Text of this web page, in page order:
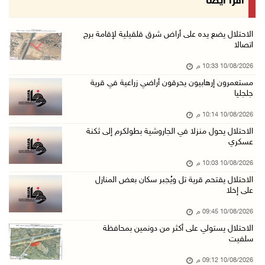
مستعمرون إرهابيون يواصلون حصار منزل في بلدة ق ...
وزير الداخلية يتفقد محافظة الخليل ويؤكد تعزيز ...
10/آب/2026 07:44 م
مستعمرون إرهابيون يجرفون أراضي في سالم شرق نا ...
10/آب/2026 07:13 م
قصة أطفال جديدة بالدنمركية لخالد جمعة
10/آب/2026 06:48 م
مستعمرون إرهابيون يعتدون على مواطنين وممتلكات ...
الاحتلال يضع يده على أراض شرق قلقيلية لإقامة برج
اتصالا
10/08/2026 10:33 م
مستعمرون إرهابيون يحرقون أراضي زراعية في قرية
جلجليا
10/08/2026 10:14 م
الاحتلال يحول منزلا في الجاروشية بطولكرم إلى ثكنة
عسكري
10/08/2026 10:03 م
الاحتلال يقتحم قرية تل ويُجبر سكان بعض المنازل
على إخلا
10/08/2026 09:45 م
الاحتلال يستولي على أكثر من دونمين بمحافظة
سلفيت
10/08/2026 09:12 م